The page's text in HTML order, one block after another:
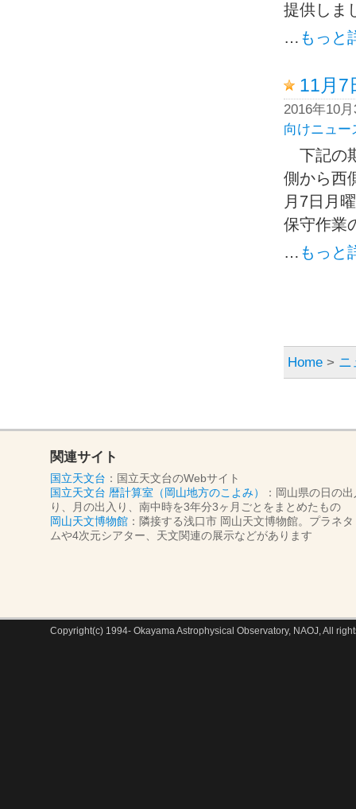
提供しま
… もっと
11月7
2016年10
向けニュー
下記の
側から西
月7日月
保守作
… もっと
Home > ニ
関連サイト
国立天文台 ：国立天文台のWebサイト
国立天文台 暦計算室（岡山地方のこよみ）
：岡山県の日の
り、月の出入り、南中時を3年分3ヶ月ごとをまとめたもの
岡山天文博物館 ：隣接する浅口市 岡山天文博物館。プラネタ
ムや4次元シアター、天文関連の展示などがあります
Copyright(c) 1994- Okayama Astrophysical Observatory, NAOJ, All